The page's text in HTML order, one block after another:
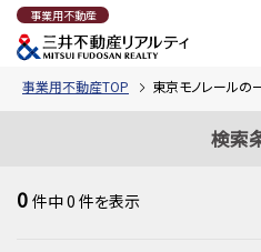
事業用不動産
事業用不動産TOP 東京モノレールの
検索
0 件中0 件を表示